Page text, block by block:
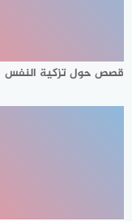
قصص حول تزكية النفس